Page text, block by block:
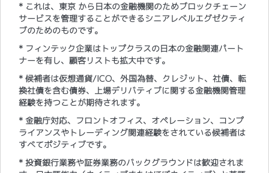
* これは、東京 から日本の金融機関のためブロックチェーン
サービスを管理することができるシニアレベルエグゼクティ
ブのためのものです。
* フィンテック企業はトップクラスの日本の金融関連パート
ナーを有し、顧客リストも拡大中です。
* 候補者は仮想通貨/ICO、外国為替、クレジット、社債、転
換社債を含む債券、上場デリバティブに関する金融機関管理
経験を持つことが期待されます。
* 金融庁対応、フロントオフィス、オペレーション、コンプ
ライアンスやトレーディング関連経験をされている候補者は
すべてポジティブです。
* 投資銀行業務や証券業務のバックグラウンドは歓迎されま